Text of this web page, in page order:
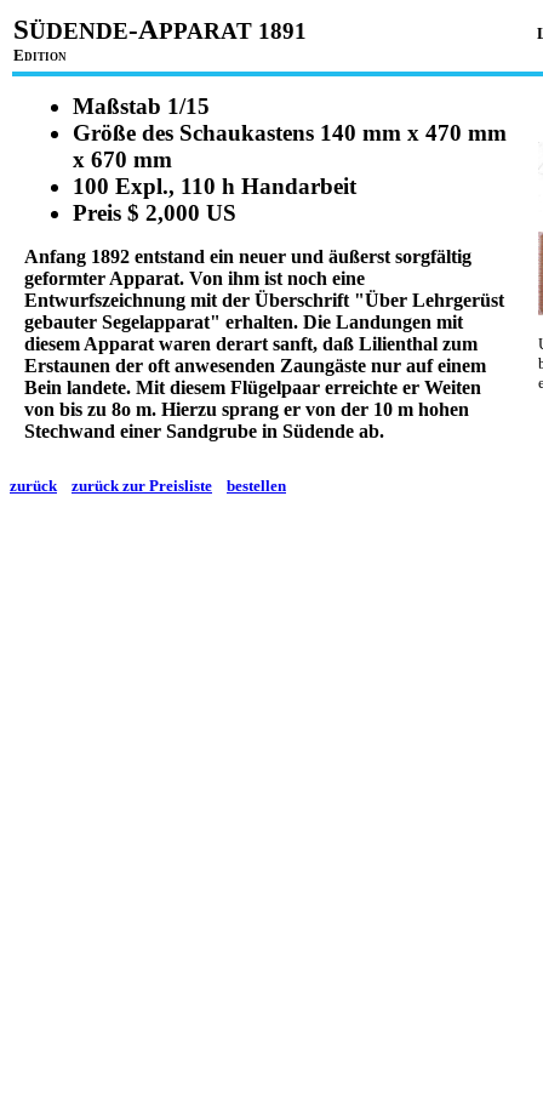
SÜDENDE-APPARAT 1891
EDITION
Maßstab 1/15
Größe des Schaukastens 140 mm x 470 mm
x 670 mm
100 Expl., 110 h Handarbeit
Preis $ 2,000 US
Anfang 1892 entstand ein neuer und äußerst sorgfältig
geformter Apparat. Von ihm ist noch eine
Entwurfszeichnung mit der Überschrift "Über Lehrgerüst
gebauter Segelapparat" erhalten. Die Landungen mit
diesem Apparat waren derart sanft, daß Lilienthal zum
Erstaunen der oft anwesenden Zaungäste nur auf einem
Bein landete. Mit diesem Flügelpaar erreichte er Weiten
von bis zu 8o m. Hierzu sprang er von der 10 m hohen
Stechwand einer Sandgrube in Südende ab.
zurück zurück zur Preisliste bestellen